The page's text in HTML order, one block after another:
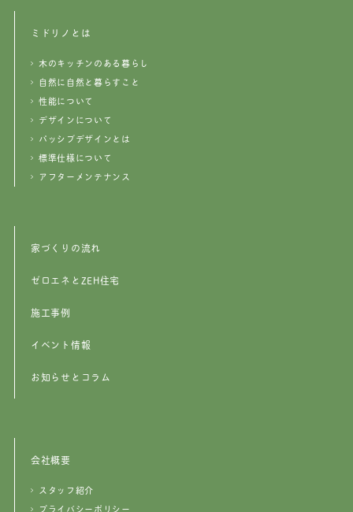
ミドリノとは
木のキッチンのある暮らし
自然に自然と暮らすこと
性能について
デザインについて
パッシブデザインとは
標準仕様について
アフターメンテナンス
家づくりの流れ
ゼロエネとZEH住宅
施工事例
イベント情報
お知らせとコラム
会社概要
スタッフ紹介
プライバシーポリシー